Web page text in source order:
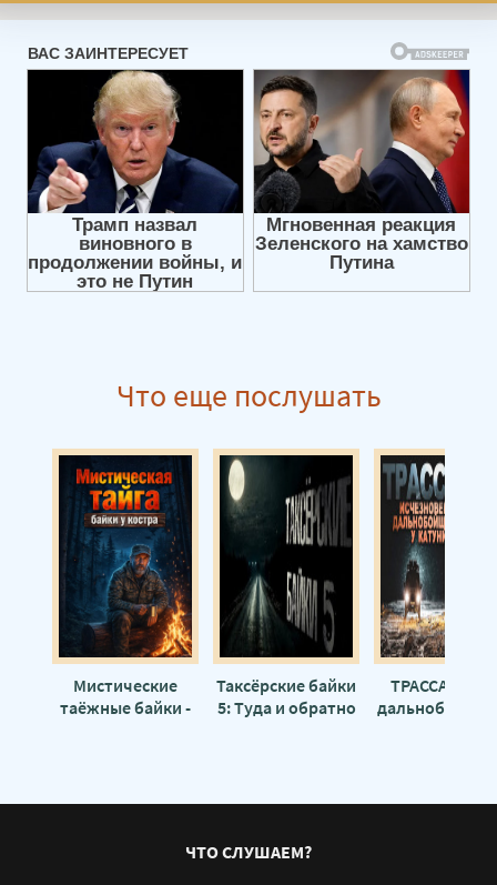
Что еще послушать
Мистические
таёжные байки -
Таксёрские байки
5: Туда и обратно
ТРАССА:
ЧТО СЛУШАЕМ?